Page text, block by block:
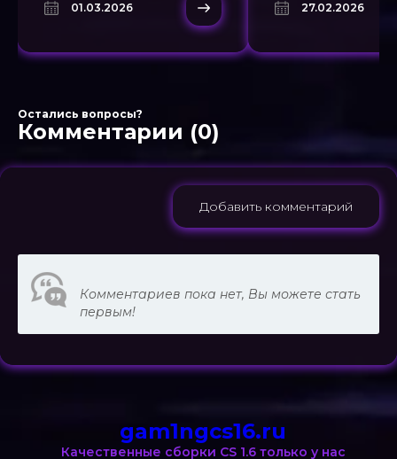
01.03.2026 27.02.2026
Остались вопросы?
Комментарии (0)
Добавить комментарий
Комментариев пока нет, Вы можете стать
первым!
gam1ngcs16.ru
Качественные сборки CS 1.6 только у нас